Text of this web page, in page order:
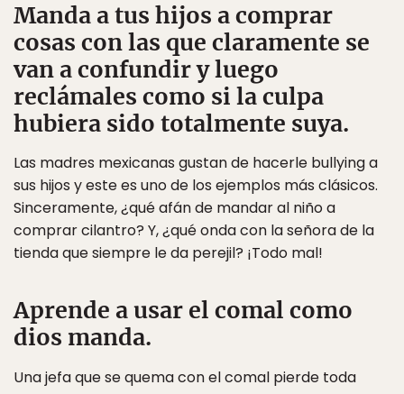
Manda a tus hijos a comprar
cosas con las que claramente se
van a confundir y luego
reclámales como si la culpa
hubiera sido totalmente suya.
Las madres mexicanas gustan de hacerle bullying a
sus hijos y este es uno de los ejemplos más clásicos.
Sinceramente, ¿qué afán de mandar al niño a
comprar cilantro? Y, ¿qué onda con la señora de la
tienda que siempre le da perejil? ¡Todo mal!
Aprende a usar el comal como
dios manda.
Una jefa que se quema con el comal pierde toda